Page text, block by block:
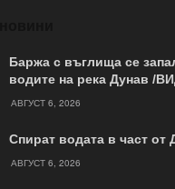
Баржа с въглища се
водите на река Дунав /
АВГУСТ 6, 2026
Спират водата в част от
АВГУСТ 6, 2026